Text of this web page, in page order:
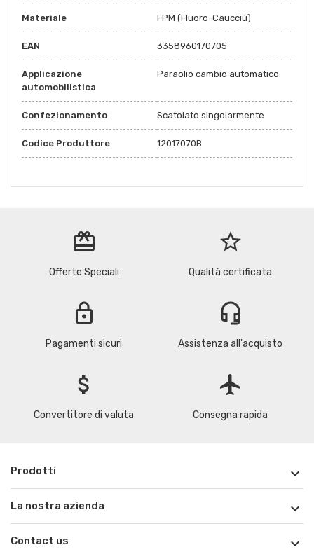
Materiale FPM (Fluoro-Caucciù)
EAN 3358960170705
Applicazione
automobilistica
Paraolio cambio automatico
Confezionamento Scatolato singolarmente
Codice Produttore 12017070B
redeem
Offerte Speciali
star_border
Qualità certificata
lock
Pagamenti sicuri
headset_mic
Assistenza all'acquisto
attach_money
Convertitore di valuta
flight
Consegna rapida
Prodotti 
La nostra azienda 
Contact us 